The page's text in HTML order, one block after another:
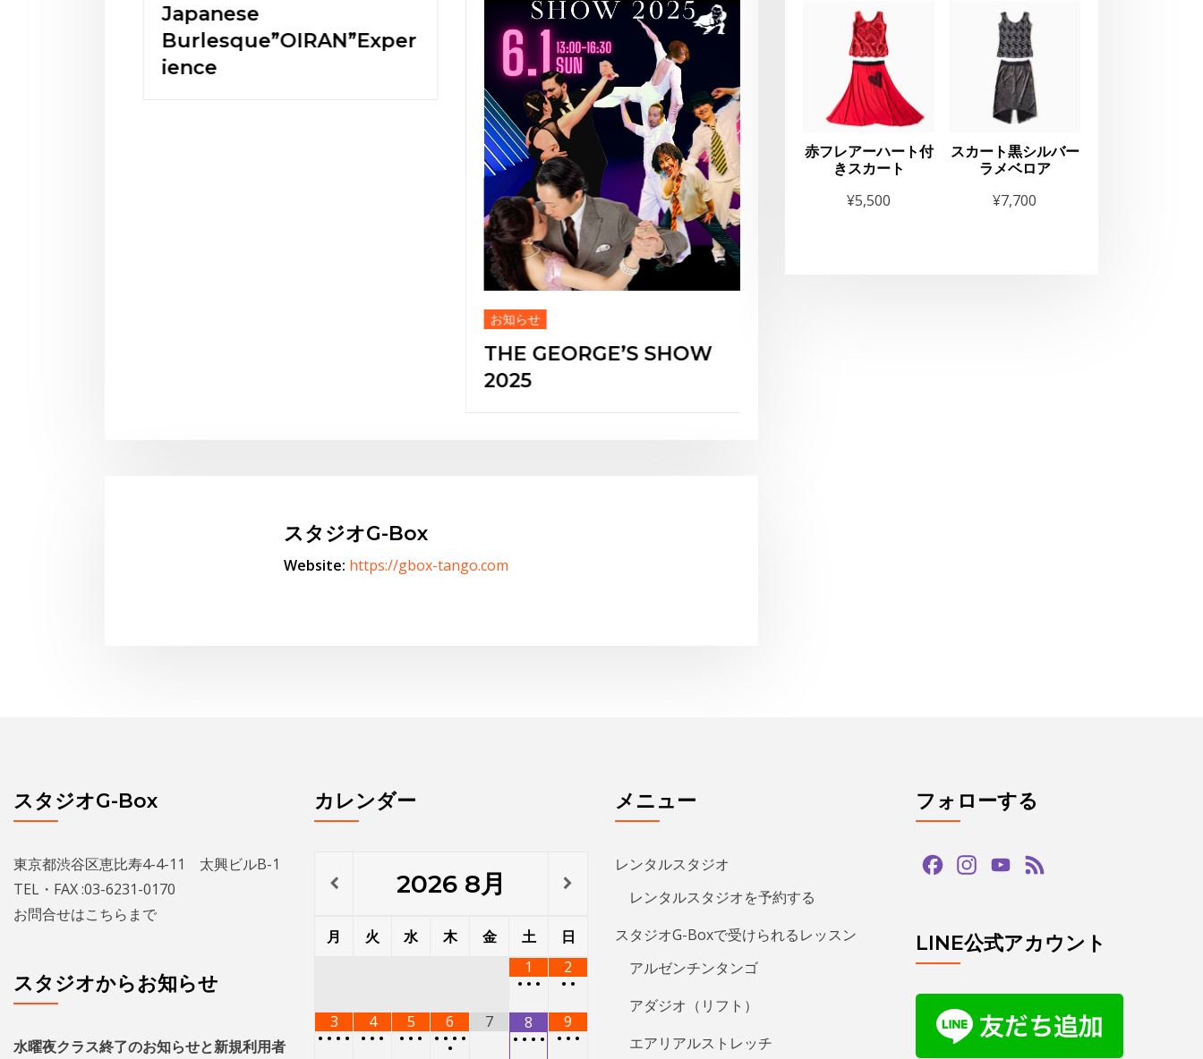
Japanese
Burlesque”OIRAN”Exper
ience
お知らせ
THE GEORGE’S SHOW
2025
キッズヒップホップクラス
新規生徒募集中！
スタジオG-Box
Website: https://gbox-tango.com
赤フレアーハート付
きスカート
¥5,500
スカート黒シルバー
ラメベロア
¥7,700
スタジオG-Box
東京都渋谷区恵比寿4-4-11 太興ビルB-1
TEL・FAX :03-6231-0170
お問合せはこちら まで
スタジオからお知らせ
水曜夜クラス終了のお知らせと新規利用者
カレンダー
2026 8月
月 火 水 木 金 土
日
1
• • •
2
• •
3
• • • •
4
• • •
5
• • •
6
• • • •
•
7
8
• • • •
9
• • •
メニュー
レンタルスタジオ
レンタルスタジオを予約する
スタジオG-Boxで受けられるレッスン
アルゼンチンタンゴ
アダジオ（リフト）
エアリアルストレッチ
フォローする
FacebookInstagramYouTube
LINE公式アカウント